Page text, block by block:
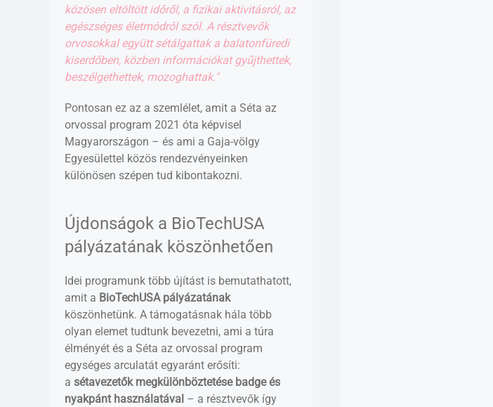
közösen eltöltött időről, a fizikai aktivitásról, az
egészséges életmódról szól. A résztvevők
orvosokkal együtt sétálgattak a balatonfüredi
kiserdőben, közben információkat gyűjthettek,
beszélgethettek, mozoghattak."
Pontosan ez az a szemlélet, amit a Séta az
orvossal program 2021 óta képvisel
Magyarországon – és ami a Gaja-völgy
Egyesülettel közös rendezvényeinken
különösen szépen tud kibontakozni.
Újdonságok a BioTechUSA
pályázatának köszönhetően
Idei programunk több újítást is bemutathatott,
amit a BioTechUSA pályázatának
köszönhetünk. A támogatásnak hála több
olyan elemet tudtunk bevezetni, ami a túra
élményét és a Séta az orvossal program
egységes arculatát egyaránt erősíti:
a sétavezetők megkülönböztetése badge és
nyakpánt használatával – a résztvevők így